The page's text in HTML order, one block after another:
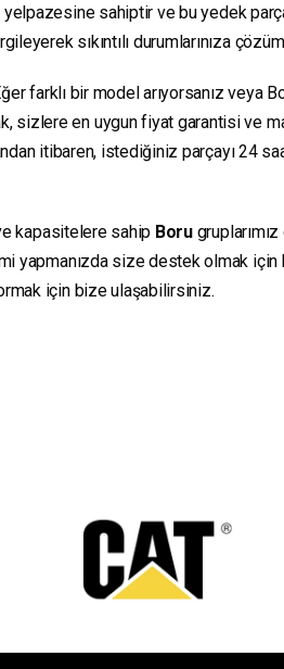
sahiptir ve bu yedek
sıkıntılı durumlarınıza
farklı bir model arıyorsanız veya
sizlere en uygun fiyat garantisi ve
itibaren, istediğiniz parçayı 24
kapasitelere sahip Boru
yapmanızda size destek olmak için
için bize ulaşabilirsiniz.